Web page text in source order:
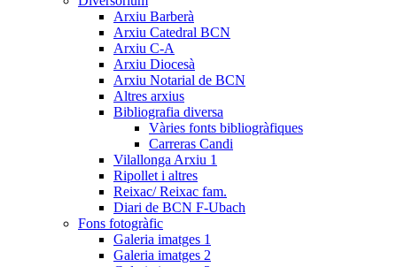
Arxiu Barberà
Arxiu Catedral BCN
Arxiu C-A
Arxiu Diocesà
Arxiu Notarial de BCN
Altres arxius
Bibliografia diversa
Vàries fonts bibliogràfiques
Carreras Candi
Vilallonga Arxiu 1
Ripollet i altres
Reixac/ Reixac fam.
Diari de BCN F-Ubach
Fons fotogràfic
Galeria imatges 1
Galeria imatges 2